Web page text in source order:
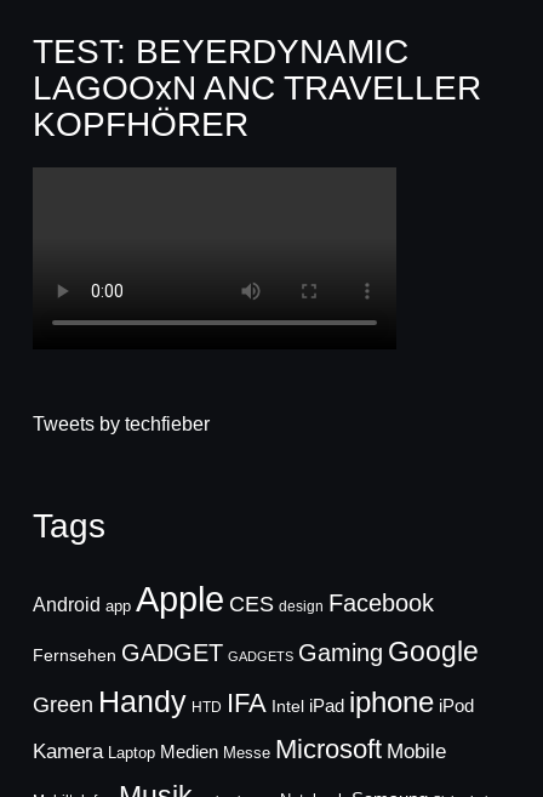
TEST: BEYERDYNAMIC
LAGOOxN ANC TRAVELLER
KOPFHÖRER
Tweets by techfieber
Tags
Android app Apple CES design Facebook
Fernsehen GADGET GADGETS Gaming Google
Green Handy HTD IFA Intel iPad iphone iPod
Kamera Laptop Medien Messe Microsoft Mobile